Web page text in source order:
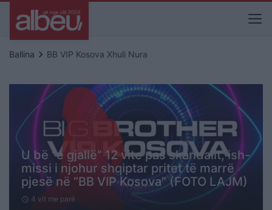
Ballina keyboard_arrow_right BB VIP Kosova Xhuli Nura
U bë “e gjallë” 12 vite pas skandalit, ish-
missi i njohur shqiptar pritet të marrë
pjesë në “BB VIP Kosova” (FOTO LAJM)
schedule 4 vit me parë